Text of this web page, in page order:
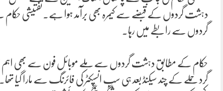
دہشت گردوں کے قبضے سے کیمرہ بھی برآمد ہوا ہے۔تفتیشی حکام نے
گردوں سے رابطے میں رہا۔
حکام کے مطابق دہشت گردوں سے ملے موبائل فون سے بھی